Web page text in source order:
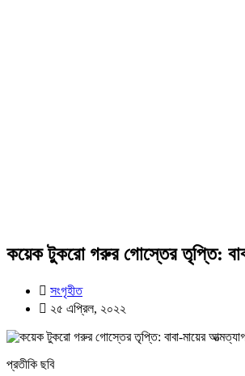
কয়েক টুকরো গরুর গোস্তের তৃপ্তি:
সংগৃহীত
২৫ এপ্রিল, ২০২২
প্রতীকি ছবি